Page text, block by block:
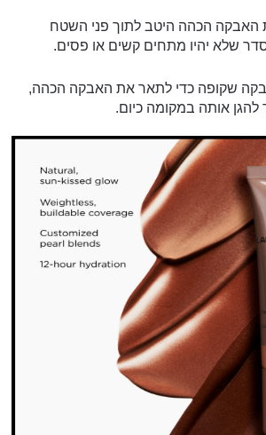
האבקה הכהה היטב לתוך פני השטח
שלא יהיו מתחים קשים או פסים.
שקופה כדי לתאר את האבקה הכהה,
להגן אותה במקומה כיום.